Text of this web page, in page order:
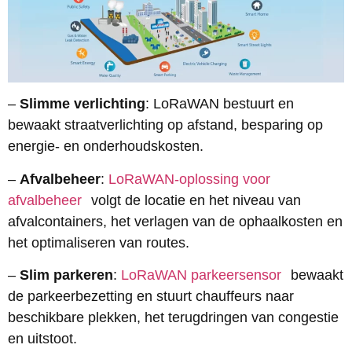
– Slimme verlichting: LoRaWAN bestuurt en
bewaakt straatverlichting op afstand, besparing op
energie- en onderhoudskosten.
– Afvalbeheer: LoRaWAN-oplossing voor
afvalbeheer volgt de locatie en het niveau van
afvalcontainers, het verlagen van de ophaalkosten en
het optimaliseren van routes.
– Slim parkeren: LoRaWAN parkeersensor
bewaakt
de parkeerbezetting en stuurt chauffeurs naar
beschikbare plekken, het terugdringen van congestie
en uitstoot.